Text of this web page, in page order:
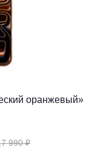
оранжевый»
990 ₽